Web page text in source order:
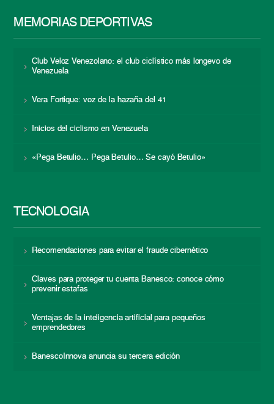
MEMORIAS DEPORTIVAS
Club Veloz Venezolano: el club ciclístico más longevo de
Venezuela
Vera Fortique: voz de la hazaña del 41
Inicios del ciclismo en Venezuela
«Pega Betulio… Pega Betulio… Se cayó Betulio»
TECNOLOGÍA
Recomendaciones para evitar el fraude cibernético
Claves para proteger tu cuenta Banesco: conoce cómo
prevenir estafas
Ventajas de la inteligencia artificial para pequeños
emprendedores
BanescoInnova anuncia su tercera edición